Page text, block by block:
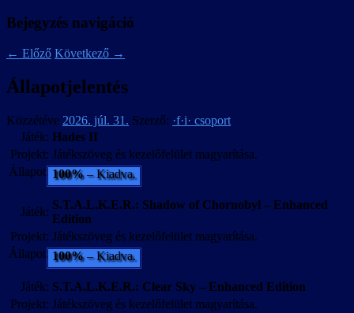
Bejegyzés navigáció
← Előző Következő →
Állapotjelentés
Közzétéve 2026. júl. 31. Szerző: ·f·i· csoport
Játék: Hades II
Projekt: Játékszöveg és kezelőfelület magyarítása.
Állapot: 100%– Kiadva.
Játék:
S.T.A.L.K.E.R.: Shadow of Chornobyl – Enhanced
Edition
Projekt: Játékszöveg és kezelőfelület magyarítása.
Állapot: 100%– Kiadva.
Játék: S.T.A.L.K.E.R.: Clear Sky – Enhanced Edition
Projekt: Játékszöveg és kezelőfelület magyarítása.